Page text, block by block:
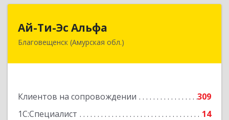
Ай-Ти-Эс Альфа
Благовещенск (Амурская обл.)
Клиентов на сопровождении
309
1С:Специалист
14
675000, Амурская обл, Благовещенск г, Зейская